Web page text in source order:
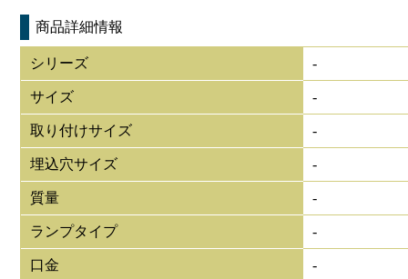
商品詳細情報
シリーズ -
サイズ -
取り付けサイズ -
埋込穴サイズ -
質量 -
ランプタイプ -
口金 -